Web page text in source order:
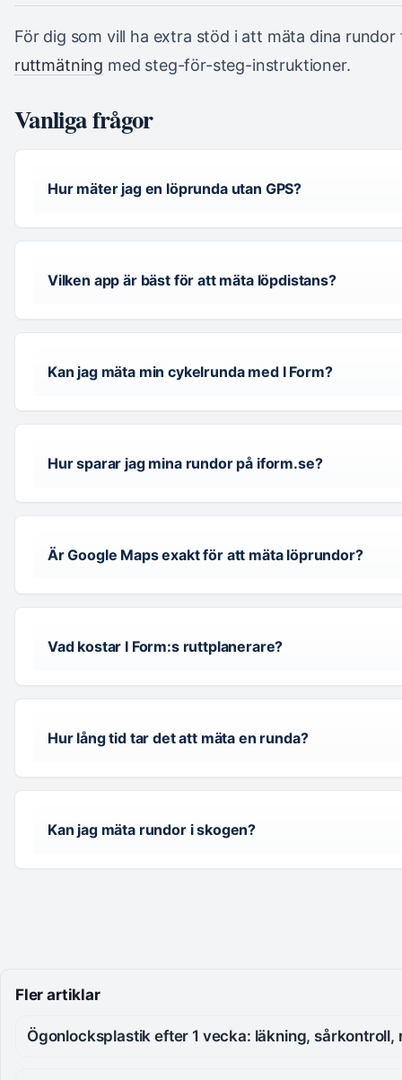
För dig som vill ha extra stöd i att mäta dina
ruttmätning med steg-för-steg-instruktioner.
Vanliga frågor
Hur mäter jag en löprunda utan GPS?
Vilken app är bäst för att mäta löpdistans?
Kan jag mäta min cykelrunda med I Form?
Hur sparar jag mina rundor på iform.se?
Är Google Maps exakt för att mäta löprundor?
Vad kostar I Form:s ruttplanerare?
Hur lång tid tar det att mäta en runda?
Kan jag mäta rundor i skogen?
Fler artiklar
Ögonlocksplastik efter 1 vecka: läkning, sårkontroll,